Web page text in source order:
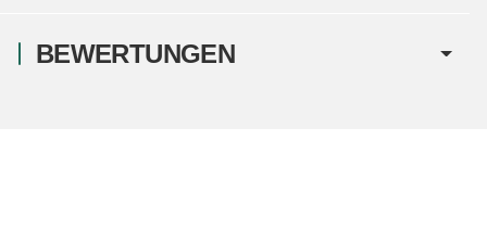
BEWERTUNGEN